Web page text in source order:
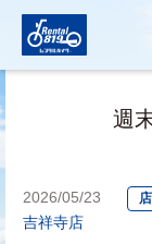
週
2026/05/23
吉祥寺店